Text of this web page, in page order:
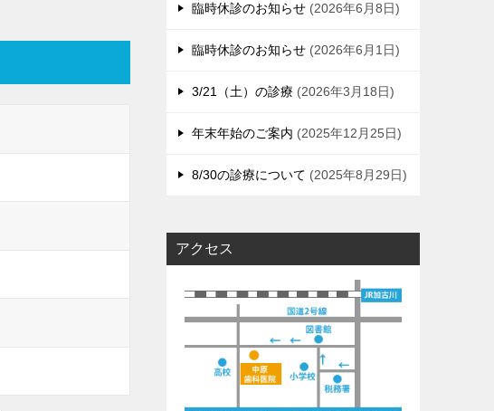
臨時休診のお知らせ 2026年6月8日
臨時休診のお知らせ 2026年6月1日
3/21（土）の診療 2026年3月18日
年末年始のご案内 2025年12月25日
8/30の診療について 2025年8月29日
アクセス